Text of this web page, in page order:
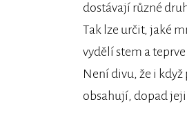
dostávají různé
Tak lze určit, jaké
vydělí stem a
Není divu, že i
obsahují, dopad